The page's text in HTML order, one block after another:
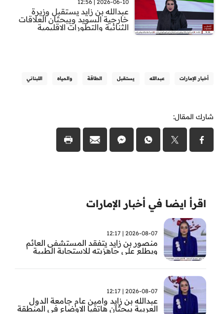
2026-06-10 | 12:56
عبدالله بن زايد يستقبل وزيرة
خارجية السويد ويبحثان العلاقات
الثنائية والتطورات الاقليمية
أخبار الإمارات عبدالله يستقبل الطاقة والمياه اللبناني
شارك المقال:
اقرأ ايضا في أخبار الإمارات
2026-08-07 | 12:17
منصور بن زايد يتفقد المستشفى العائم
ويطلع على جاهزيته للاستجابة الطبية
2026-08-07 | 12:17
عبدالله بن زايد وامين عام جامعة الدول
العربية يبحثان هاتفيا الاوضاع في المنطقة